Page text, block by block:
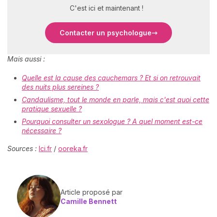
C'est ici et maintenant !
Contacter un psychologue
Mais aussi :
Quelle est la cause des cauchemars ? Et si on retrouvait
des nuits plus sereines ?
Candaulisme, tout le monde en parle, mais c'est quoi cette
pratique sexuelle ?
Pourquoi consulter un sexologue ? A quel moment est-ce
nécessaire ?
Sources : lci.fr / ooreka.fr
Article proposé par
Camille Bennett